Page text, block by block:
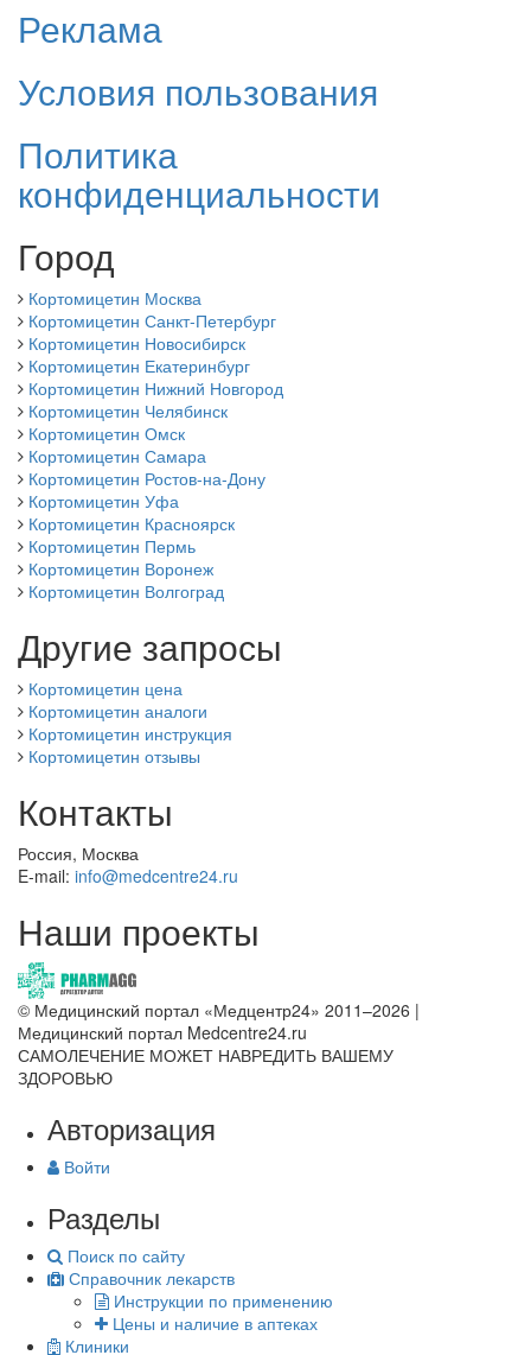
Реклама
Условия пользования
Политика
конфиденциальности
Город
Кортомицетин Москва
Кортомицетин Санкт-Петербург
Кортомицетин Новосибирск
Кортомицетин Екатеринбург
Кортомицетин Нижний Новгород
Кортомицетин Челябинск
Кортомицетин Омск
Кортомицетин Самара
Кортомицетин Ростов-на-Дону
Кортомицетин Уфа
Кортомицетин Красноярск
Кортомицетин Пермь
Кортомицетин Воронеж
Кортомицетин Волгоград
Другие запросы
Кортомицетин цена
Кортомицетин аналоги
Кортомицетин инструкция
Кортомицетин отзывы
Контакты
Россия, Москва
E-mail: info@medcentre24.ru
Наши проекты
© Медицинский портал «Медцентр24» 2011–2026 |
Медицинский портал Medcentre24.ru
САМОЛЕЧЕНИЕ МОЖЕТ НАВРЕДИТЬ ВАШЕМУ
ЗДОРОВЬЮ
Авторизация
Войти
Разделы
Поиск по сайту
Справочник лекарств
Инструкции по применению
Цены и наличие в аптеках
Клиники